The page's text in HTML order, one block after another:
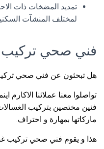
تمديد المضخات ذات
لمختلف المنشآت
فني صحي تركيب
هل تبحثون عن فني صحي
تواصلوا معنا عملائنا
فنين مختصين بتركيب
ماركاتها بمهارة و احتراف.
هذا و يقوم فني صحي تركيب